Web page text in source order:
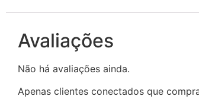
Avaliações
Não há avaliações ainda.
Apenas clientes conectados que